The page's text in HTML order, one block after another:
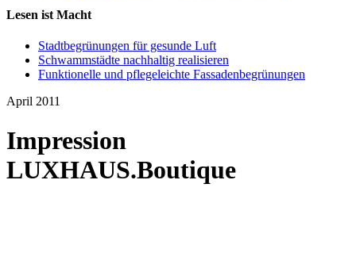
Lesen ist Macht
Stadtbegrünungen für gesunde Luft
Schwammstädte nachhaltig realisieren
Funktionelle und pflegeleichte Fassadenbegrünungen
April 2011
Impression
LUXHAUS.Boutique